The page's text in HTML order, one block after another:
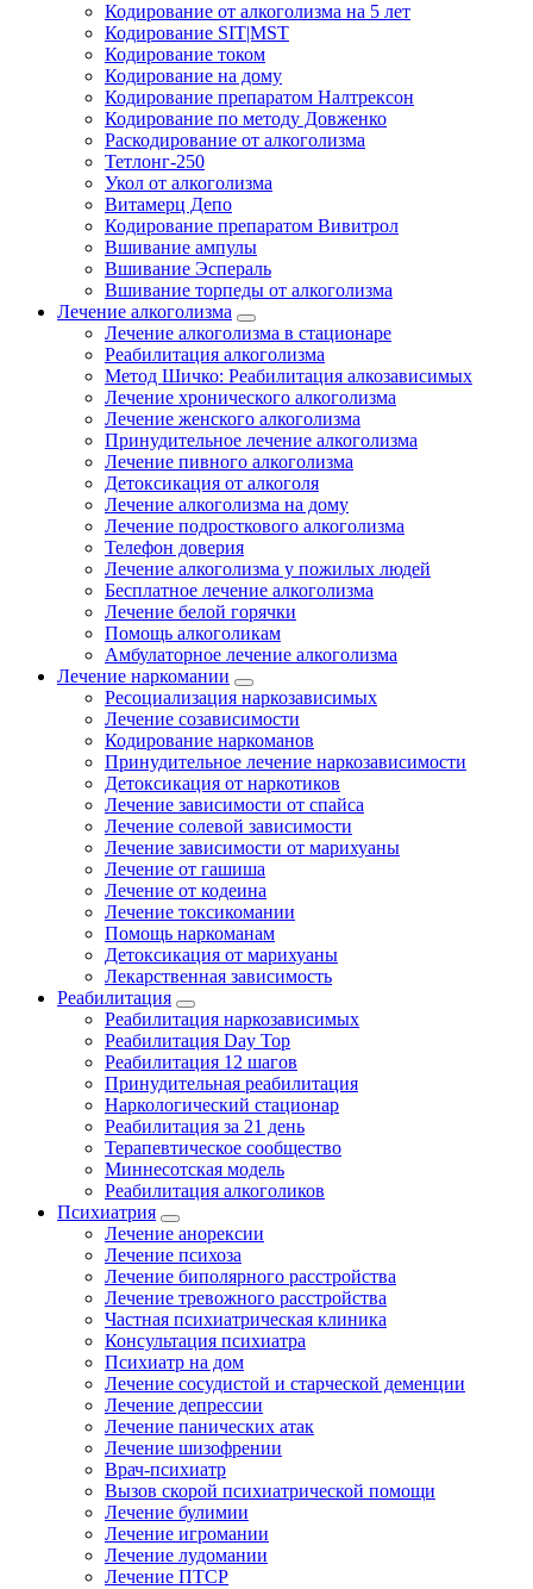
Кодирование от алкоголизма на 5 лет
Кодирование SIT|MST
Кодирование током
Кодирование на дому
Кодирование препаратом Налтрексон
Кодирование по методу Довженко
Раскодирование от алкоголизма
Тетлонг-250
Укол от алкоголизма
Витамерц Депо
Кодирование препаратом Вивитрол
Вшивание ампулы
Вшивание Эспераль
Вшивание торпеды от алкоголизма
Лечение алкоголизма
Лечение алкоголизма в стационаре
Реабилитация алкоголизма
Метод Шичко: Реабилитация алкозависимых
Лечение хронического алкоголизма
Лечение женского алкоголизма
Принудительное лечение алкоголизма
Лечение пивного алкоголизма
Детоксикация от алкоголя
Лечение алкоголизма на дому
Лечение подросткового алкоголизма
Телефон доверия
Лечение алкоголизма у пожилых людей
Бесплатное лечение алкоголизма
Лечение белой горячки
Помощь алкоголикам
Амбулаторное лечение алкоголизма
Лечение наркомании
Ресоциализация наркозависимых
Лечение созависимости
Кодирование наркоманов
Принудительное лечение наркозависимости
Детоксикация от наркотиков
Лечение зависимости от спайса
Лечение солевой зависимости
Лечение зависимости от марихуаны
Лечение от гашиша
Лечение от кодеина
Лечение токсикомании
Помощь наркоманам
Детоксикация от марихуаны
Лекарственная зависимость
Реабилитация
Реабилитация наркозависимых
Реабилитация Day Top
Реабилитация 12 шагов
Принудительная реабилитация
Наркологический стационар
Реабилитация за 21 день
Терапевтическое сообщество
Миннесотская модель
Реабилитация алкоголиков
Психиатрия
Лечение анорексии
Лечение психоза
Лечение биполярного расстройства
Лечение тревожного расстройства
Частная психиатрическая клиника
Консультация психиатра
Психиатр на дом
Лечение сосудистой и старческой деменции
Лечение депрессии
Лечение панических атак
Лечение шизофрении
Врач-психиатр
Вызов скорой психиатрической помощи
Лечение булимии
Лечение игромании
Лечение лудомании
Лечение ПТСР